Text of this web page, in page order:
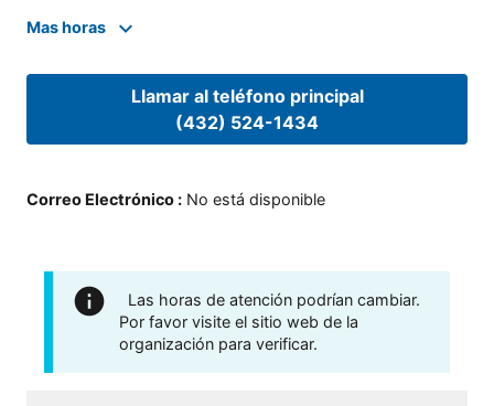
Mas horas
Llamar al teléfono principal
(432) 524-1434
Correo Electrónico : No está disponible
Las horas de atención podrían cambiar.
Por favor visite el sitio web de la
organización para verificar.